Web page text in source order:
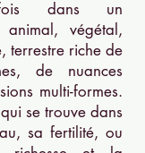
dans un
animal, végétal,
terrestre riche de
de nuances
multi-formes.
se trouve dans
sa fertilité, ou